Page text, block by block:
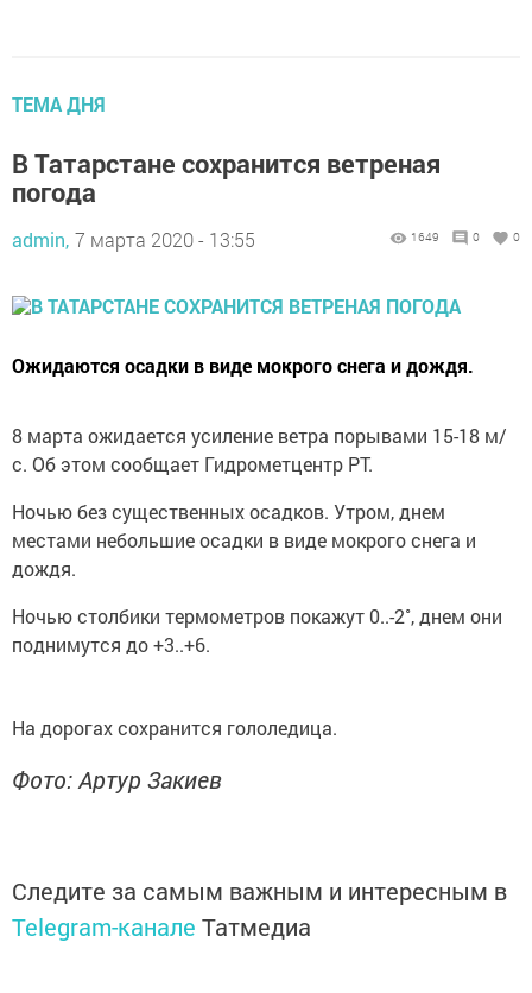
ТЕМА ДНЯ
В Татарстане сохранится ветреная
погода
admin, 7 марта 2020 - 13:55 1649 0 0
Ожидаются осадки в виде мокрого снега и дождя.
8 марта ожидается усиление ветра порывами 15-18 м/
с. Об этом сообщает Гидрометцентр РТ.
Ночью без существенных осадков. Утром, днем
местами небольшие осадки в виде мокрого снега и
дождя.
Ночью столбики термометров покажут 0..-2˚, днем они
поднимутся до +3..+6.
На дорогах сохранится гололедица.
Фото: Артур Закиев
Следите за самым важным и интересным в
Telegram-канале Татмедиа